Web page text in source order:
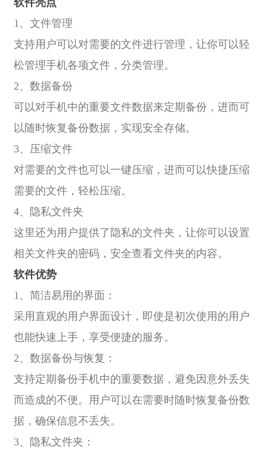
软件亮点
1、文件管理
支持用户可以对需要的文件进行管理，让你可以轻
松管理手机各项文件，分类管理。
2、数据备份
可以对手机中的重要文件数据来定期备份，进而可
以随时恢复备份数据，实现安全存储。
3、压缩文件
对需要的文件也可以一键压缩，进而可以快捷压缩
需要的文件，轻松压缩。
4、隐私文件夹
这里还为用户提供了隐私的文件夹，让你可以设置
相关文件夹的密码，安全查看文件夹的内容。
软件优势
1、简洁易用的界面：
采用直观的用户界面设计，即使是初次使用的用户
也能快速上手，享受便捷的服务。
2、数据备份与恢复：
支持定期备份手机中的重要数据，避免因意外丢失
而造成的不便。用户可以在需要时随时恢复备份数
据，确保信息不丢失。
3、隐私文件夹：